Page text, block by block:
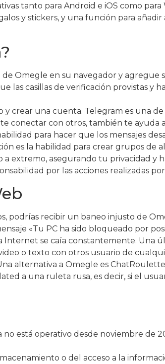
tanto para Android e iOS como para
y stickers, y una función para
de Omegle en su navegador y
las casillas de verificación provistas y
crear una cuenta. Telegram es una de
conectar con otros, también te ayuda
para hacer que los mensajes
es la habilidad para crear grupos de
a extremo, asegurando tu privacidad y
por las acciones realizadas
podrías recibir un baneo injusto de
«Tu PC ha sido bloqueado por
se caía constantemente. Una
o texto con otros usuario de
alternativa a Omegle es
a una ruleta rusa, es decir, si el
está operativo desde noviembre de
o del acceso a la